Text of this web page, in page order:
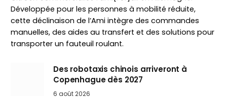
Développée pour les personnes à mobilité réduite,
cette déclinaison de l’Ami intègre des commandes
manuelles, des aides au transfert et des solutions pour
transporter un fauteuil roulant.
Des robotaxis chinois arriveront à
Copenhague dès 2027
6 août 2026